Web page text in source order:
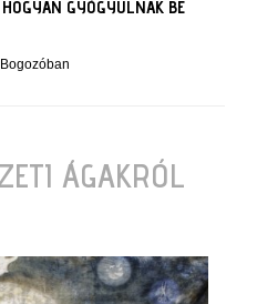
GYÓGYULNAK BE
ÁGAKRÓL